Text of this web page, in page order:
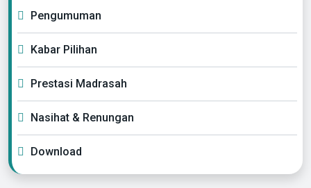
Pengumuman
Kabar Pilihan
Prestasi Madrasah
Nasihat & Renungan
Download